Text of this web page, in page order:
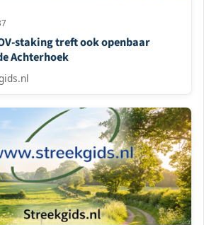
staking treft ook openbaar
Achterhoek